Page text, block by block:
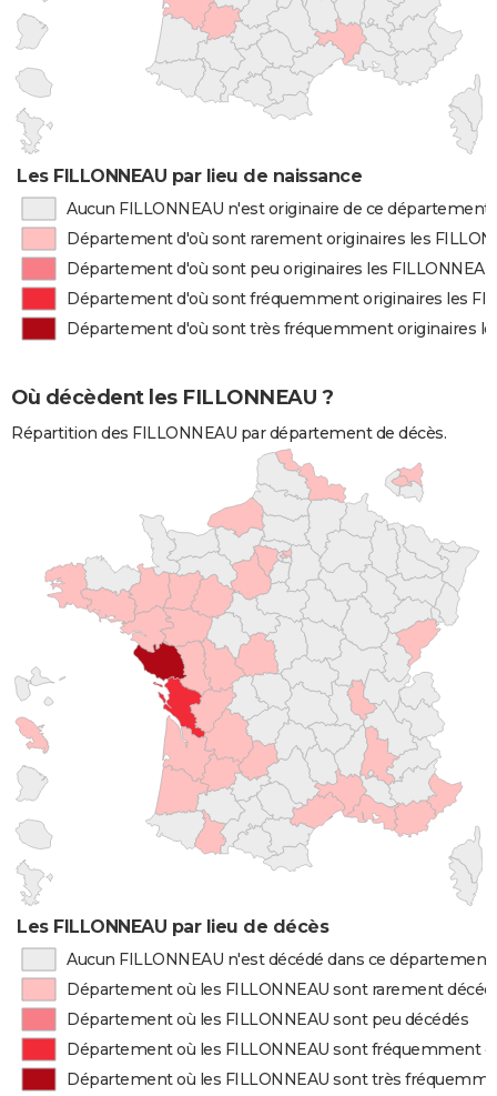
Les FILLONNEAU par lieu de naissance
Aucun FILLONNEAU n'est originaire de ce département
Département d'où sont rarement originaires les
Département d'où sont peu originaires les FILLONNEAU
Département d'où sont fréquemment originaires les
Département d'où sont très fréquemment originaires
Où décèdent les FILLONNEAU ?
Répartition des FILLONNEAU par département de décès.
Les FILLONNEAU par lieu de décès
Aucun FILLONNEAU n'est décédé dans ce département
Département où les FILLONNEAU sont rarement
Département où les FILLONNEAU sont peu décédés
Département où les FILLONNEAU sont fréquemment
Département où les FILLONNEAU sont très